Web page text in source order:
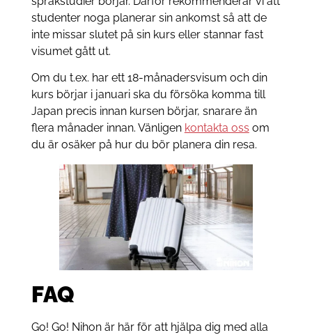
studenter noga planerar sin ankomst så att de
inte missar slutet på sin kurs eller stannar fast
visumet gått ut.
Om du t.ex. har ett 18-månadersvisum och din
kurs börjar i januari ska du försöka komma till
Japan precis innan kursen börjar, snarare än
flera månader innan. Vänligen kontakta oss om
du är osäker på hur du bör planera din resa.
FAQ
Go! Go! Nihon är här för att hjälpa dig med alla